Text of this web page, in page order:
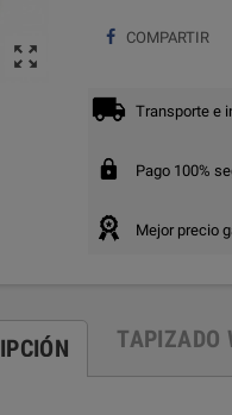

COMPARTIR
Transporte e
Pago 100%
Mejor precio
TAPIZADO